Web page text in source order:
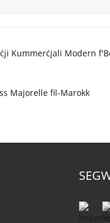
Kummerċjali Modern
Majorelle fil-Marokk